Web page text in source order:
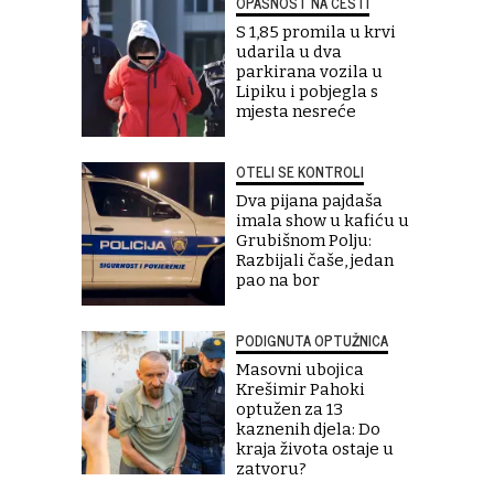
S 1,85 promila u krvi
udarila u dva
parkirana vozila u
Lipiku i pobjegla s
mjesta nesreće
OTELI SE KONTROLI
Dva pijana pajdaša
imala show u kafiću u
Grubišnom Polju:
Razbijali čaše, jedan
pao na bor
PODIGNUTA OPTUŽNICA
Masovni ubojica
Krešimir Pahoki
optužen za 13
kaznenih djela: Do
kraja života ostaje u
zatvoru?